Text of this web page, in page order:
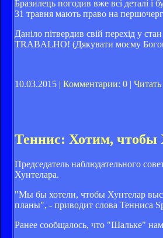
Бразилець погодив вже всі деталі і
31 травня мають право на
Даніло пітвердив свій перехід у
TRABALHO! (Дякувати моєму
10.03.2015 | Комментарии: 0 |
Теннис: Хотим, чтобы
Председатель наблюдательного
Хунтелара.
"Мы бы хотели, чтобы Хунтелар
планы", - приводит слова Тенниса
Ранее сообщалось, что "Шальке"